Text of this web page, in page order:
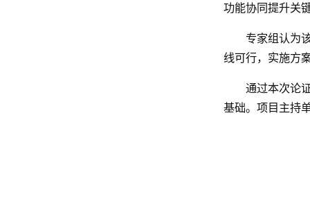
功能协同提升关
专家组认为
线可行，实施方
通过本次论
基础。项目主持